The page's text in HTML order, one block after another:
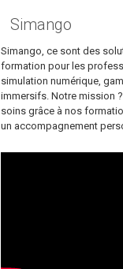
Simango
Simango, ce sont des
formation pour les
simulation numérique,
immersifs. Notre mission
soins grâce à nos
un accompagnement